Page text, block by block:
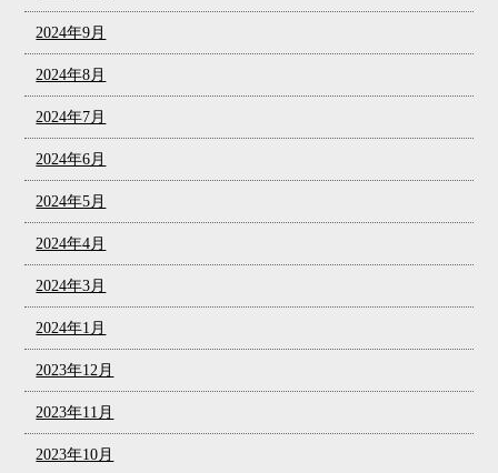
2024年9月
2024年8月
2024年7月
2024年6月
2024年5月
2024年4月
2024年3月
2024年1月
2023年12月
2023年11月
2023年10月